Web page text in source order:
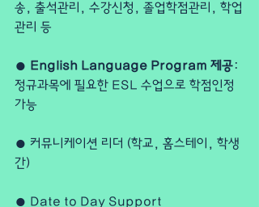
송, 출석관리, 수강신청, 졸업학점관리, 학업
관리 등
● English Language Program 제공:
정규과목에 필요한 ESL 수업으로 학점인정
가능
● 커뮤니케이션 리더 (학교, 홈스테이, 학생
간)
● Date to Day Support